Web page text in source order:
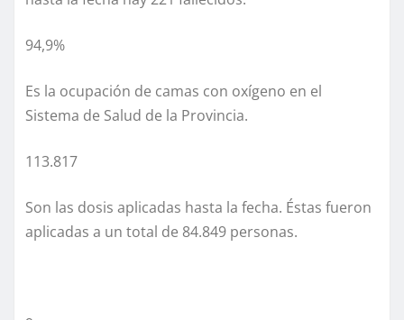
94,9%
Es la ocupación de camas con oxígeno en el
Sistema de Salud de la Provincia.
113.817
Son las dosis aplicadas hasta la fecha. Éstas fueron
aplicadas a un total de 84.849 personas.